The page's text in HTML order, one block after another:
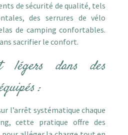
de sécurité de qualité, tels
des serrures de vélo
de camping confortables.
sacrifier le confort.
légers dans des
:
l’arrêt systématique chaque
cette pratique offre des